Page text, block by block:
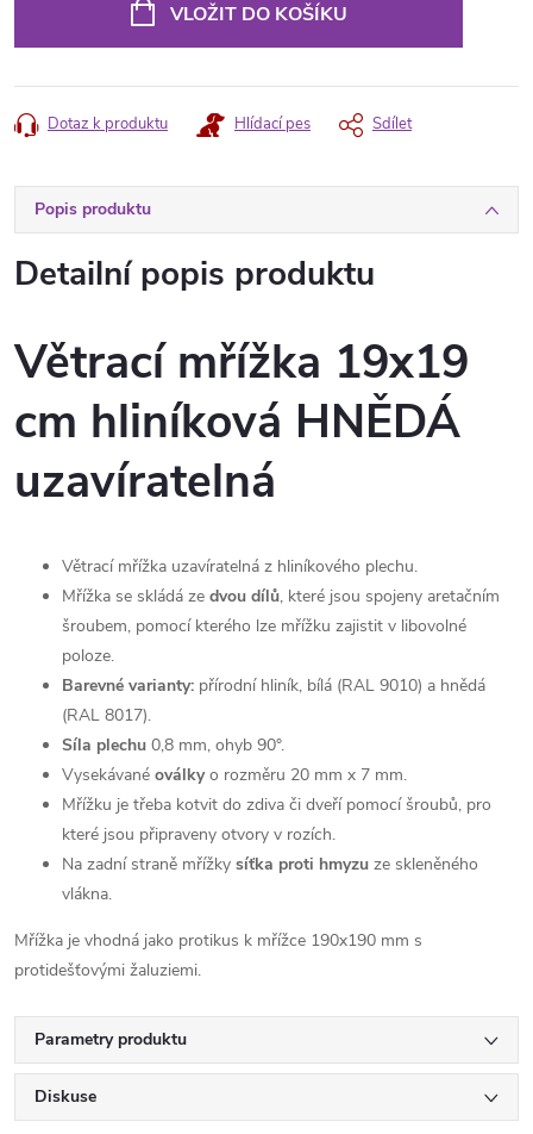
VLOŽIT DO KOŠÍKU
Dotaz k produktu Hlídací pes Sdílet
Popis produktu
Detailní popis produktu
Větrací mřížka 19x19
cm hliníková HNĚDÁ
uzavíratelná
Větrací mřížka uzavíratelná z hliníkového plechu.
Mřížka se skládá ze dvou dílů, které jsou spojeny aretačním
šroubem, pomocí kterého lze mřížku zajistit v libovolné
poloze.
Barevné varianty: přírodní hliník, bílá (RAL 9010) a hnědá
(RAL 8017).
Síla plechu 0,8 mm, ohyb 90°.
Vysekávané oválkyo rozměru 20 mm x 7 mm.
Mřížku je třeba kotvit do zdiva či dveří pomocí šroubů, pro
které jsou připraveny otvory v rozích.
Na zadní straně mřížky síťka proti hmyzu ze skleněného
vlákna.
Mřížka je vhodná jako protikus k mřížce 190x190 mm s
protidešťovými žaluziemi.
Parametry produktu
Diskuse